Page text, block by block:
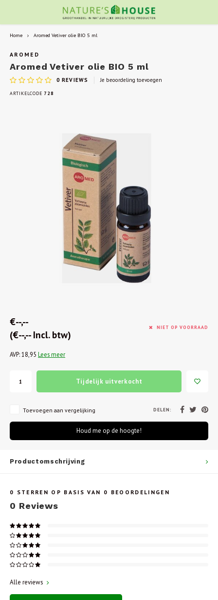
Home Aromed Vetiver olie BIO 5 ml
AROMED
Aromed Vetiver olie BIO 5 ml
0 REVIEWS Je beoordeling toevoegen
ARTIKELCODE 728
€--,--
(€--,-- Incl. btw)
NIET OP VOORRAAD
AVP: 18,95 Lees meer
Tijdelijk uitverkocht
Toevoegen aan vergelijking DELEN:
Houd me op de hoogte!
Productomschrijving
0 STERREN OP BASIS VAN 0 BEOORDELINGEN
0 Reviews
Alle reviews